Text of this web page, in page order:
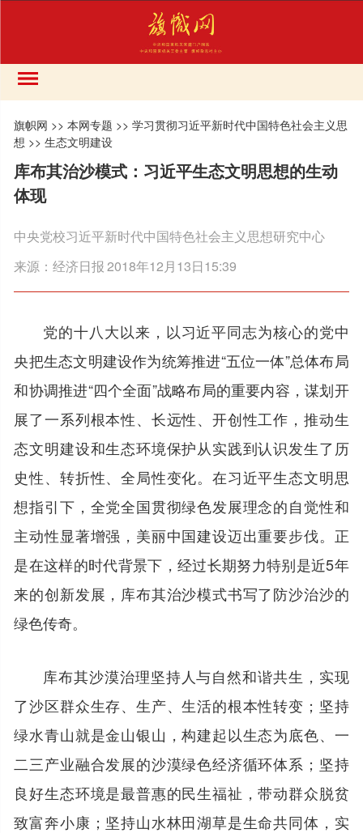
旗帜网 >>本网专题 >>学习贯彻习近平新时代中国特色社会主义思
想 >>生态文明建设
库布其治沙模式：习近平生态文明思想的生动
体现
中央党校习近平新时代中国特色社会主义思想研究中心
来源：经济日报2018年12月13日15:39
党的十八大以来，以习近平同志为核心的党中
央把生态文明建设作为统筹推进“五位一体”总体布局
和协调推进“四个全面”战略布局的重要内容，谋划开
展了一系列根本性、长远性、开创性工作，推动生
态文明建设和生态环境保护从实践到认识发生了历
史性、转折性、全局性变化。在习近平生态文明思
想指引下，全党全国贯彻绿色发展理念的自觉性和
主动性显著增强，美丽中国建设迈出重要步伐。正
是在这样的时代背景下，经过长期努力特别是近5年
来的创新发展，库布其治沙模式书写了防沙治沙的
绿色传奇。
库布其沙漠治理坚持人与自然和谐共生，实现
了沙区群众生存、生产、生活的根本性转变；坚持
绿水青山就是金山银山，构建起以生态为底色、一
二三产业融合发展的沙漠绿色经济循环体系；坚持
良好生态环境是最普惠的民生福祉，带动群众脱贫
致富奔小康；坚持山水林田湖草是生命共同体，实